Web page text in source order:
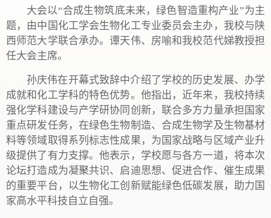
大会以“合成生物筑底未来，绿色智造重构产业”为主
题，由中国化工学会生物化工专业委员会主办，我校与陕
西师范大学联合承办。谭天伟、房喻和我校范代娣教授担
任大会主席。
孙庆伟在开幕式致辞中介绍了学校的历史发展、办学
成就和化工学科的特色优势。他指出，近年来，我校持续
强化学科建设与产学研协同创新，联合多方力量承担国家
重点研发任务，在绿色生物制造、合成生物学及生物基材
料等领域取得系列标志性成果，为国家战略与区域产业升
级提供了有力支撑。他表示，学校愿与各方一道，将本次
论坛打造成为凝聚共识、启迪思想、促进合作、催生成果
的重要平台，以生物化工创新赋能绿色低碳发展，助力国
家高水平科技自立自强。